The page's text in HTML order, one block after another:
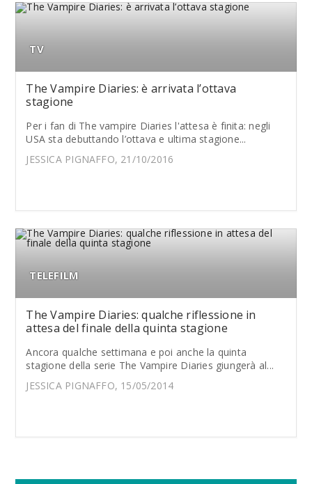
TV
The Vampire Diaries: è arrivata l’ottava
stagione
Per i fan di The vampire Diaries l'attesa è finita: negli
USA sta debuttando l’ottava e ultima stagione...
JESSICA PIGNAFFO, 21/10/2016
TELEFILM
The Vampire Diaries: qualche riflessione in
attesa del finale della quinta stagione
Ancora qualche settimana e poi anche la quinta
stagione della serie The Vampire Diaries giungerà al...
JESSICA PIGNAFFO, 15/05/2014